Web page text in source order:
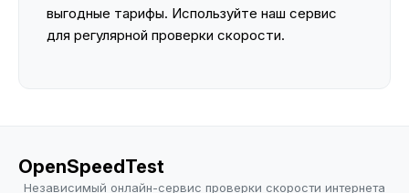
выгодные тарифы. Используйте наш сервис
для регулярной проверки скорости.
OpenSpeedTest
Независимый онлайн-сервис проверки скорости интернета